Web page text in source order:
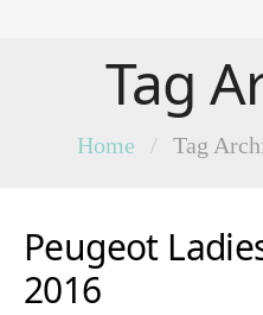
Tag
Home / Tag
Peugeot
2016